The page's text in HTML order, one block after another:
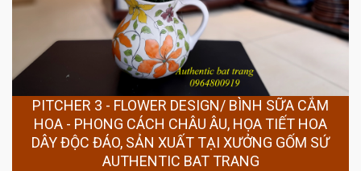
PITCHER 3 - FLOWER DESIGN/ BÌNH SỮA CẮM
HOA - PHONG CÁCH CHÂU ÂU, HỌA TIẾT HOA
DÂY ĐỘC ĐÁO, SẢN XUẤT TẠI XƯỞNG GỐM SỨ
AUTHENTIC BAT TRANG